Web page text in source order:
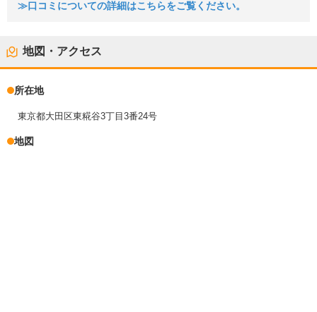
≫口コミについての詳細はこちらをご覧ください。
地図・アクセス
所在地
東京都大田区東糀谷3丁目3番24号
地図